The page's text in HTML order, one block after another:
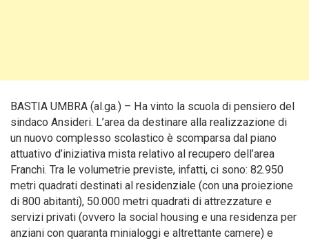
BASTIA UMBRA (al.ga.) – Ha vinto la scuola di pensiero del
sindaco Ansideri. L’area da destinare alla realizzazione di
un nuovo complesso scolastico è scomparsa dal piano
attuativo d’iniziativa mista relativo al recupero dell’area
Franchi. Tra le volumetrie previste, infatti, ci sono: 82.950
metri quadrati destinati al residenziale (con una proiezione
di 800 abitanti), 50.000 metri quadrati di attrezzature e
servizi privati (ovvero la social housing e una residenza per
anziani con quaranta minialoggi e altrettante camere) e